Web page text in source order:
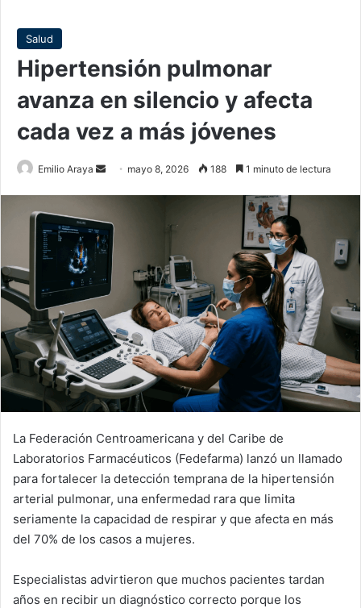
Salud
Hipertensión pulmonar
avanza en silencio y afecta
cada vez a más jóvenes
Emilio Araya
Send mayo 8, 2026 188 1 minuto de lectura
La Federación Centroamericana y del Caribe de
Laboratorios Farmacéuticos (Fedefarma) lanzó un llamado
para fortalecer la detección temprana de la hipertensión
arterial pulmonar, una enfermedad rara que limita
seriamente la capacidad de respirar y que afecta en más
del 70% de los casos a mujeres.
Especialistas advirtieron que muchos pacientes tardan
años en recibir un diagnóstico correcto porque los